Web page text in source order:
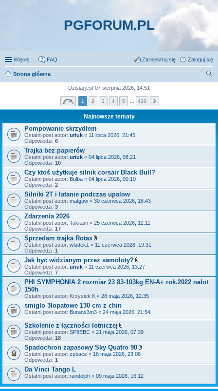
PGFORUM.PL
Więcej… FAQ Zaloguj się
Zarejestruj się
Strona główna
Dzisiaj jest 07 sierpnia 2026, 14:51
1 2 3 4 5 430
Najnowsze tematy
Pompowanie skrzydłem
Ostatni post autor: uriuk « 11 lipca 2026, 21:45
Odpowiedzi: 6
Trajka bez papierów
Ostatni post autor: uriuk « 04 lipca 2026, 08:21
Odpowiedzi: 10
Czy ktoś użytkuje silnik corsair Black Bull?
Ostatni post autor: Bulba « 04 lipca 2026, 00:10
Odpowiedzi: 2
Silniki 2T i latanie podczas upalow
Ostatni post autor: matgaw « 30 czerwca 2026, 18:43
Odpowiedzi: 3
Zdarzenia 2026
Ostatni post autor: Takitam « 25 czerwca 2026, 12:11
Odpowiedzi: 17
Sprzedam trajka Rotax
Z
ł
ą
c
n
i
i
Ostatni post autor: wladek1 « 11 czerwca 2026, 19:31
Odpowiedzi: 1
Jak byc widzianym przez samoloty?
Z
ł
ą
z
n
k
Ostatni post autor: uriuk « 11 czerwca 2026, 13:27
Odpowiedzi: 7
PHI SYMPHONIA 2 rozmiar 23 83-103kg EN-A+ rok.2022 nalot
150h
Ostatni post autor: Krzysiek K « 28 maja 2026, 12:35
smiglo 3lopatowe 130 cm z chin
Ostatni post autor: Buranx3m3 « 24 maja 2026, 21:54
Szkolenie z łączności lotniczej
Z
ł
ą
c
n
k
i
Ostatni post autor: SP8EBC « 21 maja 2026, 07:39
Odpowiedzi: 18
Spadochron zapasowy Sky Quatro 90
ł
c
n
Ostatni post autor: zębacz « 16 maja 2026, 23:08
Odpowiedzi: 1
Da Vinci Tango L
Ostatni post autor: randolph « 09 maja 2026, 16:12